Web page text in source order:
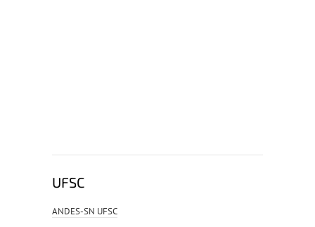
UFSC
ANDES-SN UFSC